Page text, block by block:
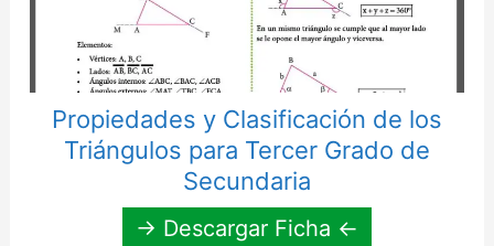
Propiedades y Clasificación de los
Triángulos para Tercer Grado de
Secundaria
→ Descargar Ficha ←